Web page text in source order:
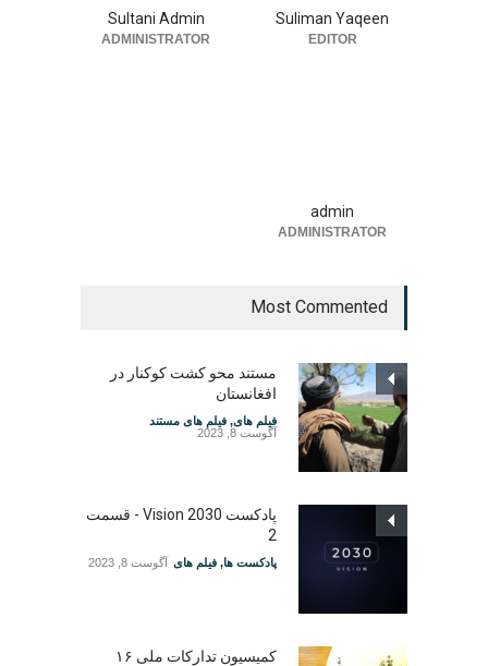
Suliman Yaqeen
EDITOR
Sultani Admin
ADMINISTRATOR
admin
ADMINISTRATOR
Most Commented
مستند محو کشت کوکنار در
افغانستان
فیلم های, فیلم های مستند
آگوست 8, 2023
پادکست Vision 2030 - قسمت
2
پادکست ها, فیلم های آگوست 8, 2023
کمیسیون تدارکات ملی ۱۶